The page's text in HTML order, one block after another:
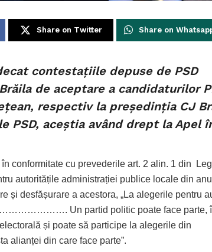
Share on Twitter Share on
contestațiile depuse de PSD
de aceptare a candidaturilor
respectiv la președinția CJ
PSD, aceștia având drept la Apel
conformitate cu prevederile art. 2 alin. 1 din
autoritățile administrației publice locale din
și desfășurare a acestora, „La alegerile pentru
Un partid politic poate face parte,
și poate să participe la alegerile din
alianței din care face parte”.